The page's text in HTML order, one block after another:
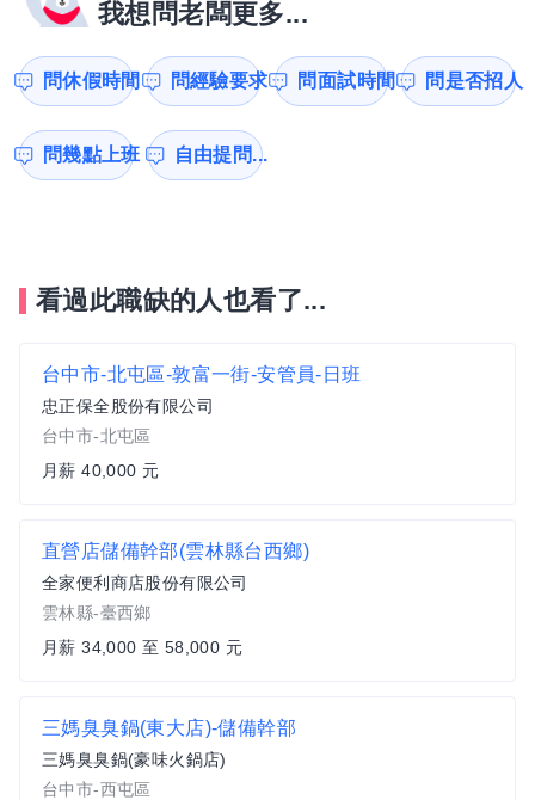
我想問老闆更多...
問休假時間 問經驗要求 問面試時間 問是否招人
問幾點上班 自由提問...
看過此職缺的人也看了...
台中市-北屯區-敦富一街-安管員-日班
忠正保全股份有限公司
台中市-北屯區
月薪 40,000 元
直營店儲備幹部(雲林縣台西鄉)
全家便利商店股份有限公司
雲林縣-臺西鄉
月薪 34,000 至 58,000 元
三媽臭臭鍋(東大店)-儲備幹部
三媽臭臭鍋(豪味火鍋店)
台中市-西屯區